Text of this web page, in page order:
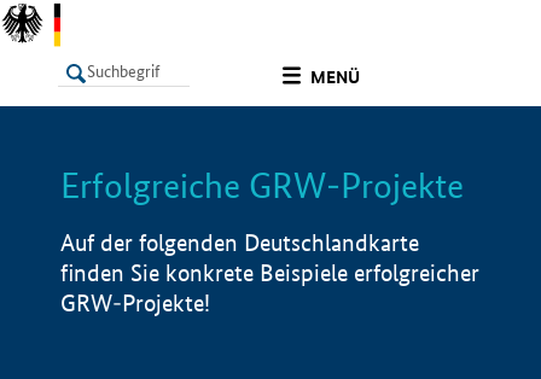
MENÜ
LISTE Info
Erfolgreiche GRW-Projekte
Auf der folgenden Deutschlandkarte
finden Sie konkrete Beispiele erfolgreicher
GRW-Projekte!